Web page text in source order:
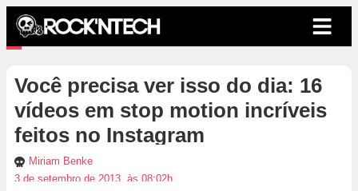
Você precisa ver isso do dia: 16
vídeos em stop motion incríveis
feitos no Instagram
Miriam Benke
3 de setembro de 2013, às 08:02h